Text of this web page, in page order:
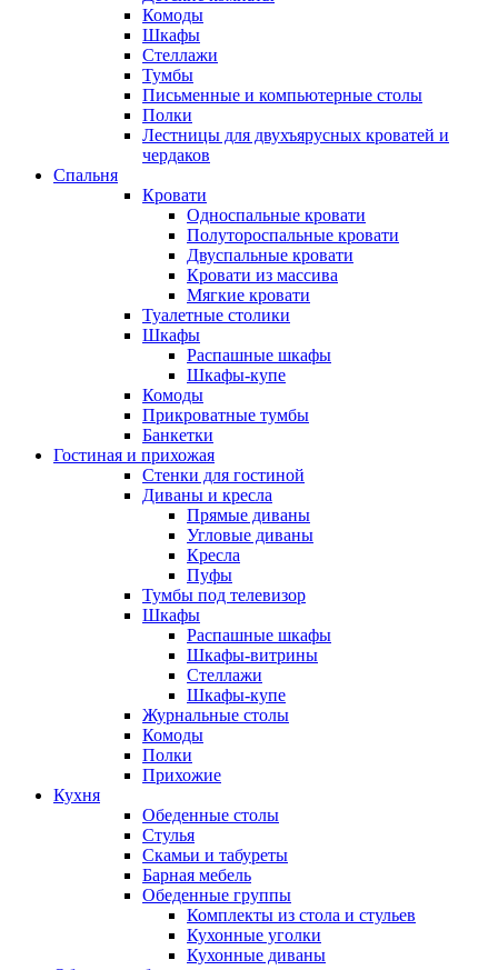
Комоды
Шкафы
Стеллажи
Тумбы
Письменные и компьютерные столы
Полки
Лестницы для двухъярусных кроватей и
чердаков
Спальня
Кровати
Односпальные кровати
Полутороспальные кровати
Двуспальные кровати
Кровати из массива
Мягкие кровати
Туалетные столики
Шкафы
Распашные шкафы
Шкафы-купе
Комоды
Прикроватные тумбы
Банкетки
Гостиная и прихожая
Стенки для гостиной
Диваны и кресла
Прямые диваны
Угловые диваны
Кресла
Пуфы
Тумбы под телевизор
Шкафы
Распашные шкафы
Шкафы-витрины
Стеллажи
Шкафы-купе
Журнальные столы
Комоды
Полки
Прихожие
Кухня
Обеденные столы
Стулья
Скамьи и табуреты
Барная мебель
Обеденные группы
Комплекты из стола и стульев
Кухонные уголки
Кухонные диваны